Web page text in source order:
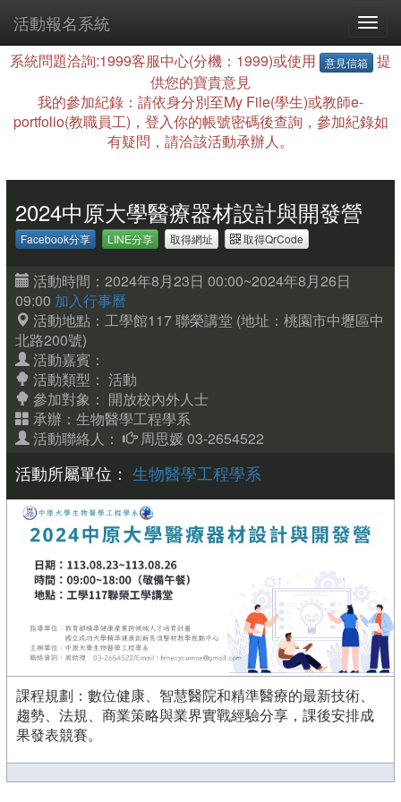
活動報名系統
系統問題洽詢:1999客服中心(分機：1999)或使用 意見信箱
提
供您的寶貴意見
我的參加紀錄：請依身分別至My File(學生)或教師e-
portfolio(教職員工)，登入你的帳號密碼後查詢，參加紀錄如
有疑問，請洽該活動承辦人。
2024中原大學醫療器材設計與開發營
Facebook分享 LINE分享 取得網址 取得QrCode
活動時間：2024年8月23日 00:00~2024年8月26日
09:00 加入行事曆
活動地點：工學館117 聯榮講堂 (地址：桃園市中壢區中
北路200號)
活動嘉賓：
活動類型： 活動
參加對象： 開放校內外人士
承辦：生物醫學工程學系
活動聯絡人：
周思媛 03-2654522
活動所屬單位： 生物醫學工程學系
課程規劃：數位健康、智慧醫院和精準醫療的最新技術、
趨勢、法規、商業策略與業界實戰經驗分享，課後安排成
果發表競賽。